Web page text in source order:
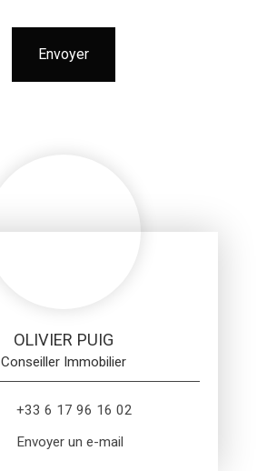
Envoyer
OLIVIER PUIG
Conseiller Immobilier
+33 6 17 96 16 02
Envoyer un e-mail